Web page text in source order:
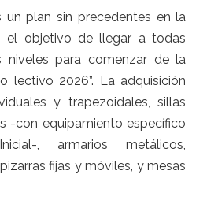
un plan sin precedentes en la
el objetivo de llegar a todas
niveles para comenzar de la
lectivo 2026”. La adquisición
y trapezoidales, sillas
-con equipamiento específico
, armarios metálicos,
fijas y móviles, y mesas